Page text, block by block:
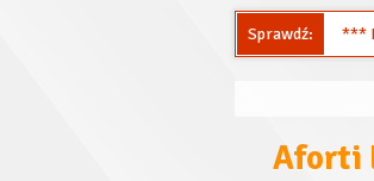
Sprawdź: ***
Aforti